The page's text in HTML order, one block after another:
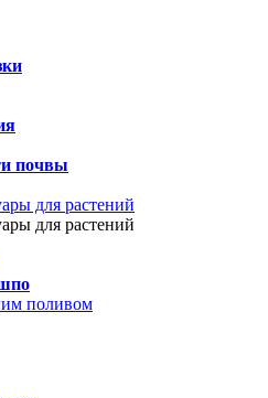
почвы
для растений
для растений
поливом